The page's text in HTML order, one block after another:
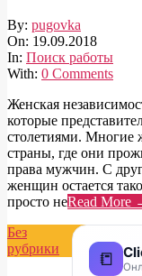
2018-
09-
19
By: pugovka
On: 19.09.2018
In: Поиск работы
With: 0 Comments
Женская
которые
столетиями. Многие
страны, где они
права мужчин. С
женщин остается
просто неRead More
📒
Без
рубрики